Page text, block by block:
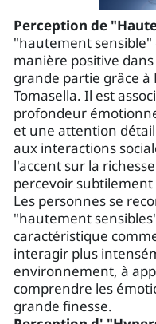
Perception de
"hautement sensible"
manière positive
grande partie grâce à
Tomasella. Il est
profondeur
et une attention
aux interactions
l'accent sur la
percevoir
Les personnes se
"hautement
caractéristique
interagir plus
environnement, à
comprendre les
grande finesse.